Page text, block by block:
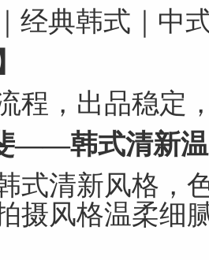
经典韩式｜中
程，出品稳定
——韩式清新
式清新风格，
摄风格温柔细